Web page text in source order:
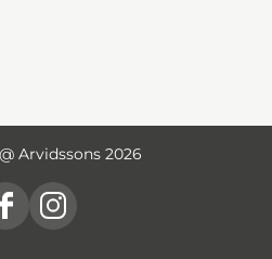
Arvidssons 2026